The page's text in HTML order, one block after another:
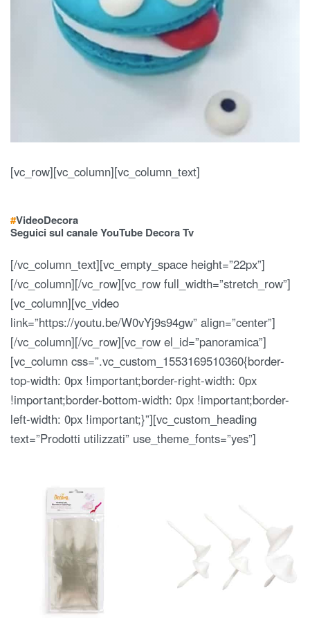
[vc_row][vc_column][vc_column_text]
#VideoDecora
Seguici sul canale YouTube Decora Tv
[/vc_column_text][vc_empty_space height=”22px”]
[/vc_column][/vc_row][vc_row full_width=”stretch_row”]
[vc_column][vc_video
link=”https://youtu.be/W0vYj9s94gw” align=”center”]
[/vc_column][/vc_row][vc_row el_id=”panoramica”]
[vc_column css=”.vc_custom_1553169510360{border-
top-width: 0px !important;border-right-width: 0px
!important;border-bottom-width: 0px !important;border-
left-width: 0px !important;}”][vc_custom_heading
text=”Prodotti utilizzati” use_theme_fonts=”yes”]